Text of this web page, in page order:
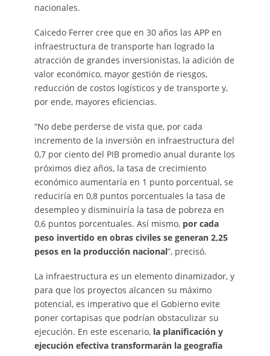
nacionales.
Caicedo Ferrer cree que en 30 años las APP en
infraestructura de transporte han logrado la
atracción de grandes inversionistas, la adición de
valor económico, mayor gestión de riesgos,
reducción de costos logísticos y de transporte y,
por ende, mayores eficiencias.
“No debe perderse de vista que, por cada
incremento de la inversión en infraestructura del
0,7 por ciento del PIB promedio anual durante los
próximos diez años, la tasa de crecimiento
económico aumentaría en 1 punto porcentual, se
reduciría en 0,8 puntos porcentuales la tasa de
desempleo y disminuiría la tasa de pobreza en
0,6 puntos porcentuales. Así mismo,por cada
peso invertido en obras civiles se generan 2,25
pesos en la producción nacional”, precisó.
La infraestructura es un elemento dinamizador, y
para que los proyectos alcancen su máximo
potencial, es imperativo que el Gobierno evite
poner cortapisas que podrían obstaculizar su
ejecución. En este escenario, la planificación y
ejecución efectiva transformarán la geografía